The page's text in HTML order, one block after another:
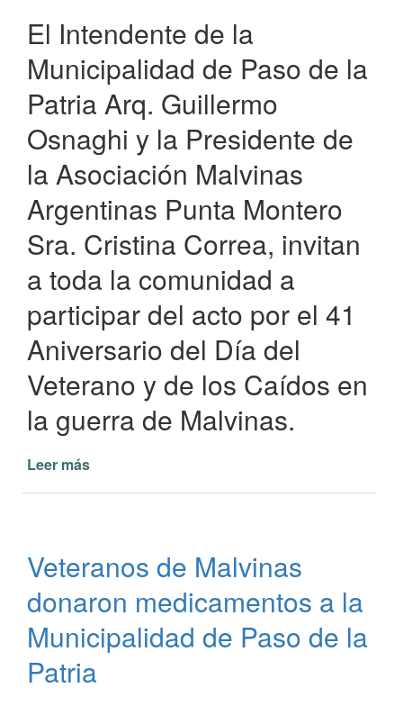
El Intendente de la
Municipalidad de Paso de la
Patria Arq. Guillermo
Osnaghi y la Presidente de
la Asociación Malvinas
Argentinas Punta Montero
Sra. Cristina Correa, invitan
a toda la comunidad a
participar del acto por el 41
Aniversario del Día del
Veterano y de los Caídos en
la guerra de Malvinas.
Leer más
de
los
Caídos
la
de
Veteranos de Malvinas
donaron medicamentos a la
Municipalidad de Paso de la
Patria